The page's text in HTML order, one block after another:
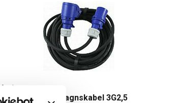
Skarvsladd Husvagnskabel 3G2,5
Amiga